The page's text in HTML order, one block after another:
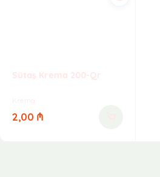
Sütaş Krema 200-Qr
Krema
2,00 ₼